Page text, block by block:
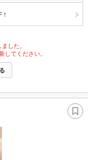
した。
てください。